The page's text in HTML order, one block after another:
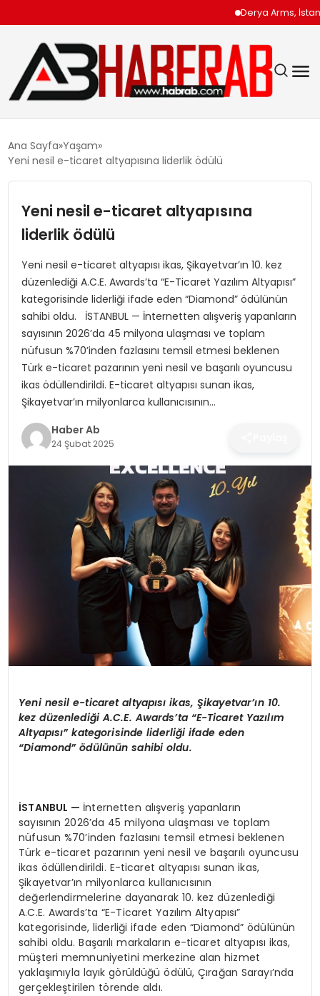
Derya Arms,
SIYASET
SPOR
SAĞLIK
MAGAZIN
YAŞAM
Ana Sayfa Yaşam
Yeni nesil e-ticaret altyapısına liderlik ödülü
Yeni nesil e-ticaret altyapısına
liderlik ödülü
Yeni nesil e-ticaret altyapısı ikas, Şikayetvar’ın 10. kez
düzenlediği A.C.E. Awards’ta “E-Ticaret Yazılım Altyapısı”
kategorisinde liderliği ifade eden “Diamond” ödülünün
sahibi oldu. İSTANBUL — İnternetten alışveriş yapanların
sayısının 2026’da 45 milyona ulaşması ve toplam
nüfusun %70’inden fazlasını temsil etmesi beklenen
Türk e-ticaret pazarının yeni nesil ve başarılı oyuncusu
ikas ödüllendirildi. E-ticaret altyapısı sunan ikas,
Şikayetvar’ın milyonlarca kullanıcısının…
Haber Ab
24 Şubat 2025
Yeni nesil e-ticaret altyapısıikas, Şikayetvar’ın 10.
kez düzenlediği A.C.E. Awards’ta “E-Ticaret Yazılım
Altyapısı”kategorisinde liderliği ifade eden
“Diamond” ödülünün sahibi oldu.
İSTANBUL — İnternetten alışveriş yapanların
sayısının 2026’da 45 milyona ulaşması ve toplam
nüfusun %70’inden fazlasını temsil etmesi beklenen
Türk e-ticaret pazarının yeni nesil ve başarılı oyuncusu
ikas ödüllendirildi. E-ticaret altyapısı sunan ikas,
Şikayetvar’ın milyonlarca kullanıcısının
değerlendirmelerine dayanarak 10. kez düzenlediği
A.C.E. Awards’ta “E-Ticaret Yazılım Altyapısı”
kategorisinde, liderliği ifade eden “Diamond” ödülünün
sahibi oldu. Başarılı markaların e-ticaret altyapısı ikas,
müşteri memnuniyetini merkezine alan hizmet
yaklaşımıyla layık görüldüğü ödülü, Çırağan Sarayı’nda
gerçekleştirilen törende aldı.